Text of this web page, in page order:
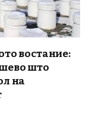
востание:
што
на